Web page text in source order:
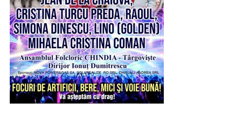
efortul național și contribuim responsabil la
stabilitatea sistemului energetic, fără a afecta
angajamentele asumate față de clienții și partenerii
noștri”, a declarat Carlo Beltrame – Country Manager
pentru Franța și România & Chief Business
Development Officer al Grupului AFV Beltrame.